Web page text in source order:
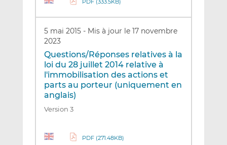
PDF (333.5KB)
5 mai 2015 - Mis à jour le 17 novembre
2023
Questions/Réponses relatives à la
loi du 28 juillet 2014 relative à
l'immobilisation des actions et
parts au porteur (uniquement en
anglais)
Version 3
PDF (271.48KB)